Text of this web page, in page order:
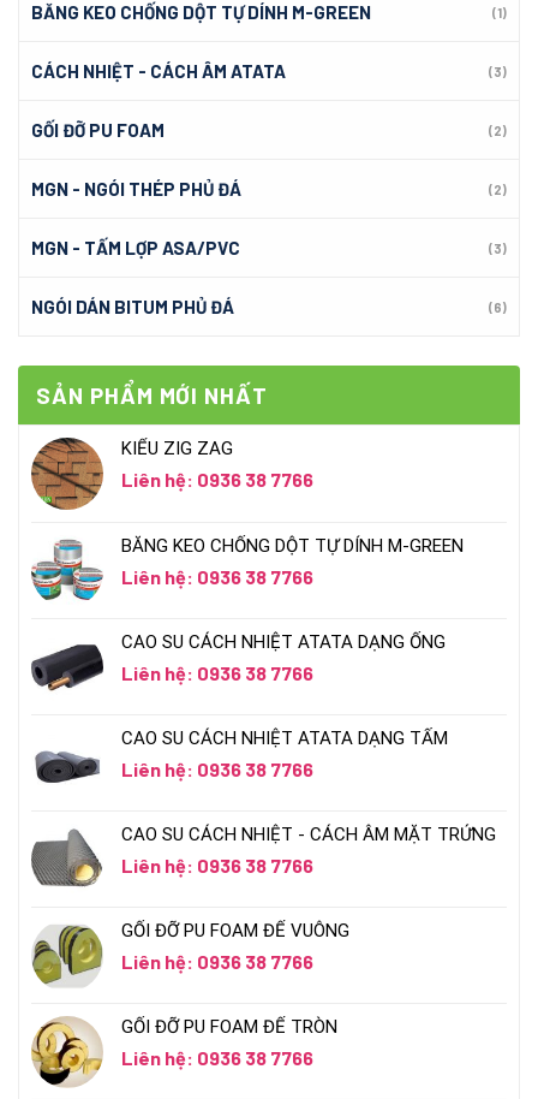
BĂNG KEO CHỐNG DỘT TỰ DÍNH M-GREEN (1)
CÁCH NHIỆT - CÁCH ÂM ATATA (3)
GỐI ĐỠ PU FOAM (2)
MGN - NGÓI THÉP PHỦ ĐÁ (2)
MGN - TẤM LỢP ASA/PVC (3)
NGÓI DÁN BITUM PHỦ ĐÁ (6)
SẢN PHẨM MỚI NHẤT
KIỂU ZIG ZAG
Liên hệ: 0936 38 7766
BĂNG KEO CHỐNG DỘT TỰ DÍNH M-GREEN
Liên hệ: 0936 38 7766
CAO SU CÁCH NHIỆT ATATA DẠNG ỐNG
Liên hệ: 0936 38 7766
CAO SU CÁCH NHIỆT ATATA DẠNG TẤM
Liên hệ: 0936 38 7766
CAO SU CÁCH NHIỆT - CÁCH ÂM MẶT TRỨNG
Liên hệ: 0936 38 7766
GỐI ĐỠ PU FOAM ĐẾ VUÔNG
Liên hệ: 0936 38 7766
GỐI ĐỠ PU FOAM ĐẾ TRÒN
Liên hệ: 0936 38 7766